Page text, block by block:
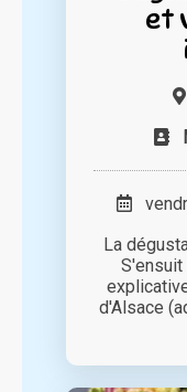
et
La
S'ensuit
d'Alsace